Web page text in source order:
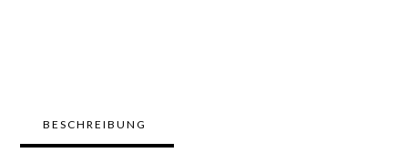
BESCHREIBUNG